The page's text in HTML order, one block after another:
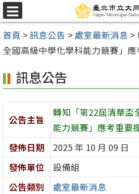
跳
至
主
要
容
區
選
單
首頁 >訊息公告 > 處室最新消息 >
全國高級中學化學科能力競賽」應
訊息公告
公告主旨
轉知「第22屆清華盃
能力競賽」應考重要
發佈日期
2025 年 10 月 09 日
發佈單位
設備組
公告類別
處室最新消息